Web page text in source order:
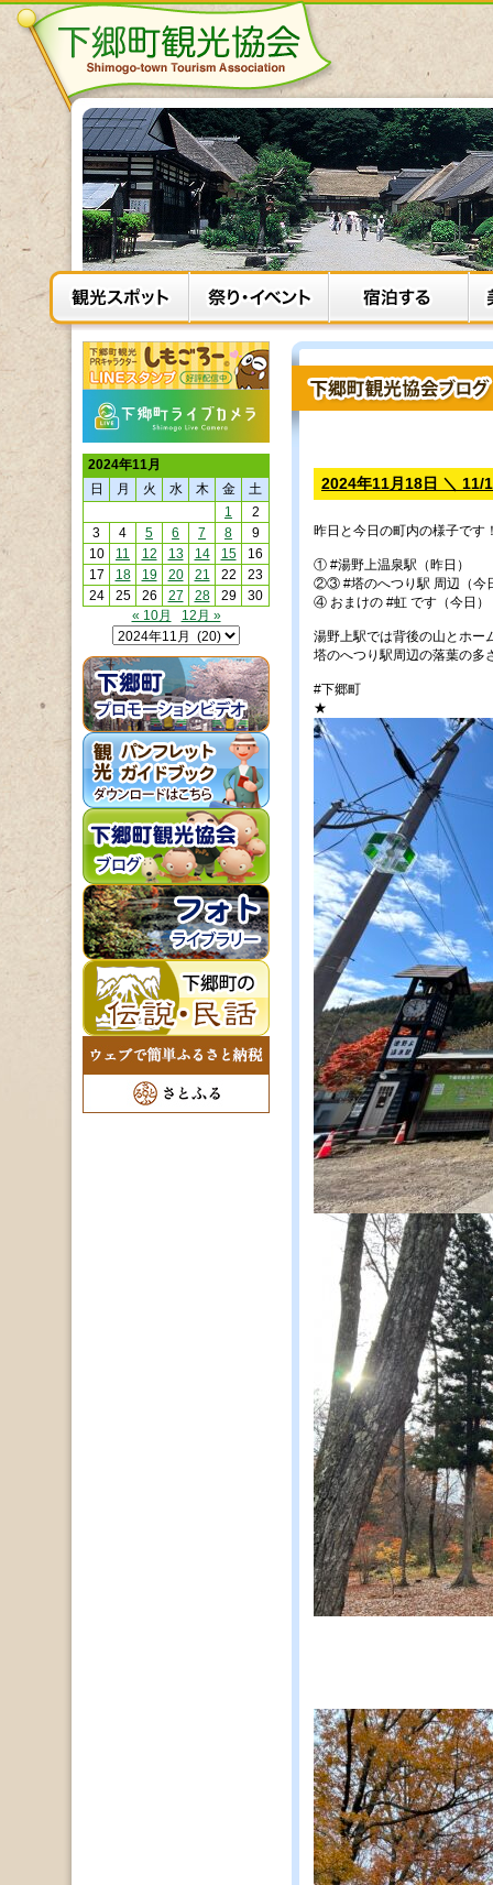
2024年11月18日 ＼ 11/
昨日と今日の町内の様子です
① #湯野上温泉駅 （昨日）
②③ #塔のへつり駅 周辺（今
④ おまけの #虹 です（今日）
湯野上駅では背後の山とホー
塔のへつり駅周辺の落葉の多
#下郷町
★
2024年11月
日
月 火 水 木 金
土
1
2
3
4 5 6 7 8
9
10
11 12 13 14 15
16
17
18 19 20 21 22
23
24
25 26 27 28 29
30
« 10月
12月 »